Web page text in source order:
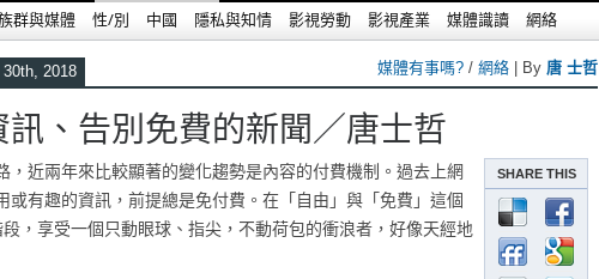
群與媒體 性/別 中國 隱私與知情 影視勞動 影視產業 媒體識讀 網絡
2018 媒體有事嗎? / 網絡 | By 唐 士哲
、告別免費的新聞／唐士哲
SHARE THIS
，近兩年來比較顯著的變化趨勢是內容的付費機制。過去上網
或有趣的資訊，前提總是免付費。在「自由」與「免費」這個
，享受一個只動眼球、指尖，不動荷包的衝浪者，好像天經地